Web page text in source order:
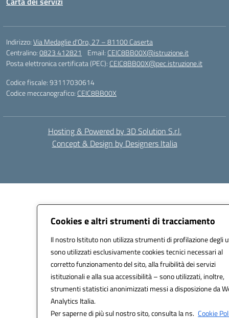
Cookies e altri strumenti di tracciamento
Il nostro Istituto non utilizza strumenti di profilazione degli
sono utilizzati esclusivamente cookies tecnici necessari al
corretto funzionamento del sito, alla fruibilità dei servizi
istituzionali e alla sua accessibilità – sono utilizzati, inoltre,
strumenti statistici anonimizzati messi a disposizione da
Analytics Italia.
Per saperne di più sul nostro sito, consulta la ns. Cookie
Indirizzo:Via Medaglie d'Oro, 27 – 81100 Caserta
Centralino:0823 412821 Email: CEIC8BB00X@istruzione.it
Posta elettronica certificata (PEC): CEIC8BB00X@pec.istruzione.it
Codice fiscale: 93117030614
Codice meccanografico: CEIC8BB00X
Hosting & Powered by 3D Solution S.r.l.
Concept & Design by Designers Italia